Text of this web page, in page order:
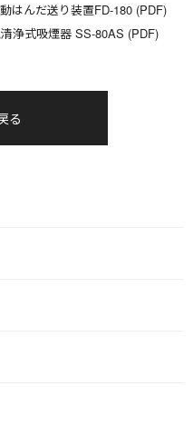
はんだ送り装置FD-180 (PDF)
浄式吸煙器 SS-80AS (PDF)
る